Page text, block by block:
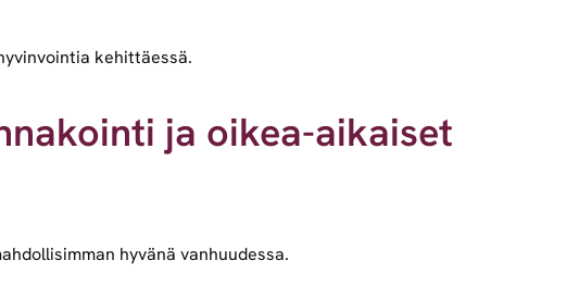
kehittäessä.
ja oikea-aikaiset
hyvänä vanhuudessa.